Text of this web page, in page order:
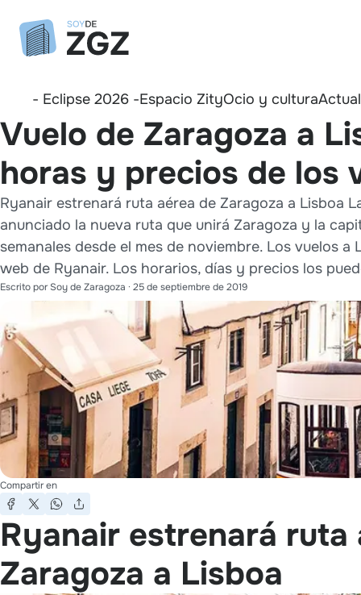
- Eclipse 2026 -Espacio ZityOcio y cultura
Vuelo de Zaragoza a
horas y precios de los
Ryanair estrenará ruta aérea de Zaragoza a Lisboa
anunciado la nueva ruta que unirá Zaragoza y la
semanales desde el mes de noviembre. Los vuelos
web de Ryanair. Los horarios, días y precios los
Escrito porSoy de Zaragoza · 25 de septiembre de 2019
Compartir en
Ryanair estrenará ruta
Zaragoza a Lisboa